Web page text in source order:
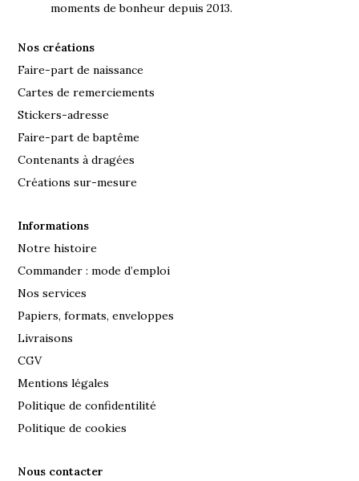
moments de bonheur depuis 2013.
Nos créations
Faire-part de naissance
Cartes de remerciements
Stickers-adresse
Faire-part de baptême
Contenants à dragées
Créations sur-mesure
Informations
Notre histoire
Commander : mode d’emploi
Nos services
Papiers, formats, enveloppes
Livraisons
CGV
Mentions légales
Politique de confidentilité
Politique de cookies
Nous contacter